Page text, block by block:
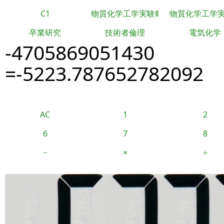
C1 物質化学工学実験Ⅱ
物質化学工学
卒業研究
技術者倫理 電気化学
-4705869051430
=-5223.787652782092
AC 1
2
6
7
8
−
× ÷